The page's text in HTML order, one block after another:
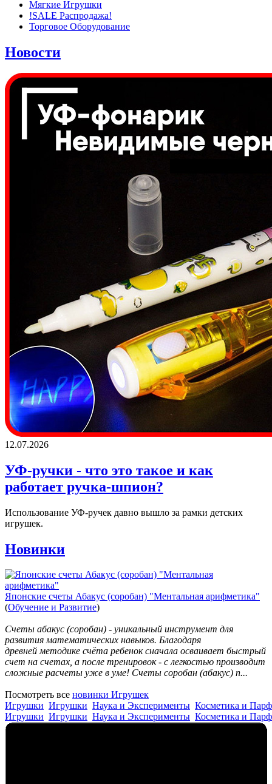
Мягкие Игрушки
!SALE Распродажа!
Торговое Оборудование
Новости
12.07.2026
УФ-ручки - что это такое и как
работает ручка-шпион?
Использование УФ-ручек давно вышло за рамки детских
игрушек.
Новинки
Японские счеты Абакус (соробан) "Ментальная арифметика"
(Обучение и Развитие)
Счеты абакус (соробан) - уникальный инструмент для
развития математических навыков. Благодаря
древней методике счёта ребенок сначала осваивает быстрый
счет на счетах, а после тренировок - с легкостью производит
сложные расчеты уже в уме! Cчеты соробан (абакус) п...
Посмотреть все новинки Игрушек
Игрушки Игрушки Наука и Эксперименты Косметика и
Игрушки Игрушки Наука и Эксперименты Косметика и